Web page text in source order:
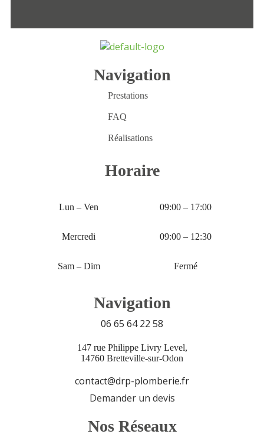
Navigation
Prestations
FAQ
Réalisations
Horaire
Lun – Ven 09:00 – 17:00
Mercredi 09:00 – 12:30
Sam – Dim Fermé
Navigation
06 65 64 22 58
147 rue Philippe Livry Level,
14760 Bretteville-sur-Odon
contact@drp-plomberie.fr
Demander un devis
Nos Réseaux